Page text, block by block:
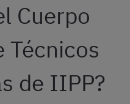
Cuerpo
Técnicos
de IIPP?